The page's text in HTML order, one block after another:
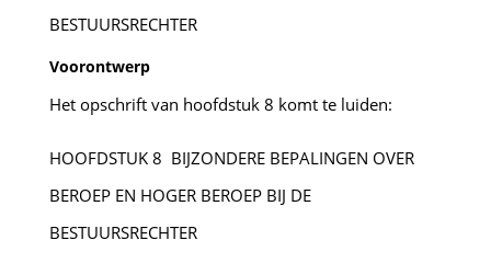
BESTUURSRECHTER
Voorontwerp
Het opschrift van hoofdstuk 8 komt te luiden:
HOOFDSTUK 8 BIJZONDERE BEPALINGEN OVER
BEROEP EN HOGER BEROEP BIJ DE
BESTUURSRECHTER